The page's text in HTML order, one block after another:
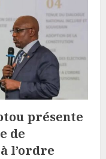
présente
de
l’ordre